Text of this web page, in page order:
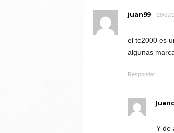
juan99 28/07/
el tc2000 es
algunas
Responder
Y de